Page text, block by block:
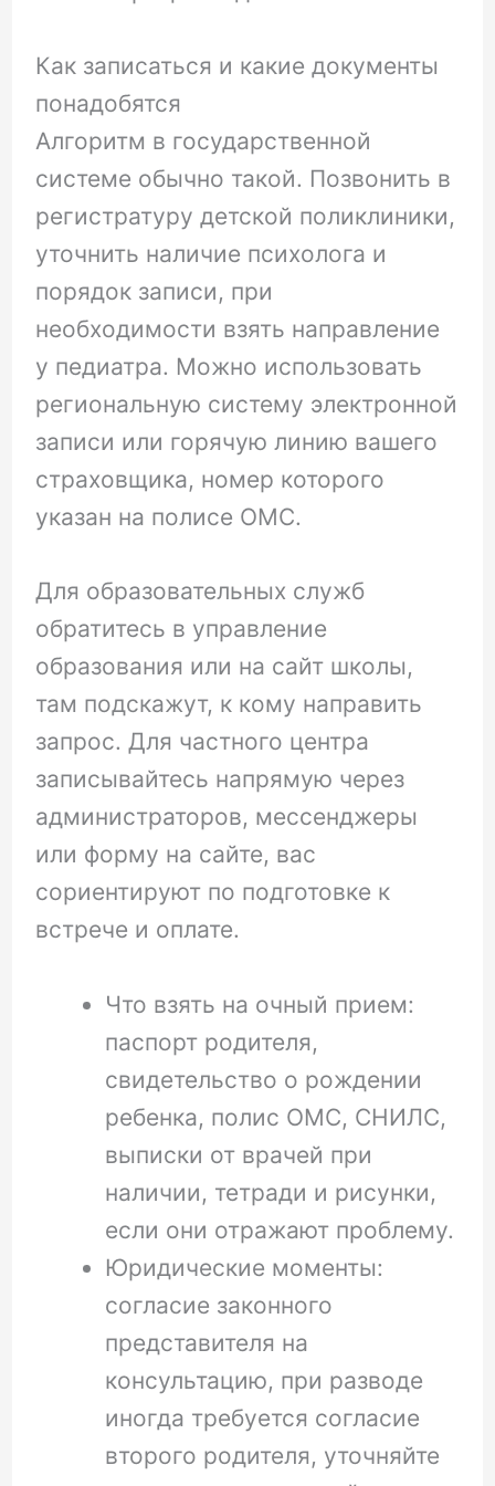
Как записаться и какие документы
понадобятся
Алгоритм в государственной
системе обычно такой. Позвонить в
регистратуру детской поликлиники,
уточнить наличие психолога и
порядок записи, при
необходимости взять направление
у педиатра. Можно использовать
региональную систему электронной
записи или горячую линию вашего
страховщика, номер которого
указан на полисе ОМС.
Для образовательных служб
обратитесь в управление
образования или на сайт школы,
там подскажут, к кому направить
запрос. Для частного центра
записывайтесь напрямую через
администраторов, мессенджеры
или форму на сайте, вас
сориентируют по подготовке к
встрече и оплате.
Что взять на очный прием:
паспорт родителя,
свидетельство о рождении
ребенка, полис ОМС, СНИЛС,
выписки от врачей при
наличии, тетради и рисунки,
если они отражают проблему.
Юридические моменты:
согласие законного
представителя на
консультацию, при разводе
иногда требуется согласие
второго родителя, уточняйте